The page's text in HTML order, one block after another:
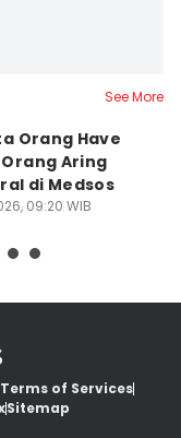
See More
Orang Have
Aring
di Medsos
09:20 WIB
Terms of Services
Sitemap